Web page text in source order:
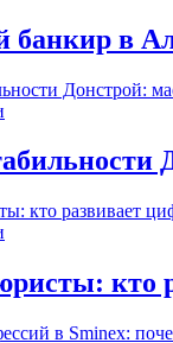
в
кто